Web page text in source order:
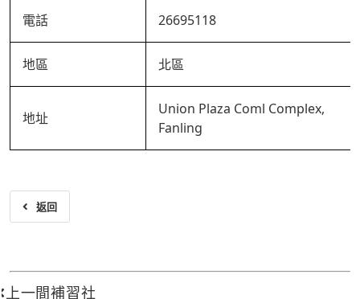
電話 26695118
地區 北區
地址
Union Plaza Coml Complex,
Fanling
返回
上一間補習社